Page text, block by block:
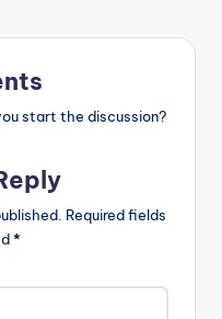
start the discussion?
Required fields
*